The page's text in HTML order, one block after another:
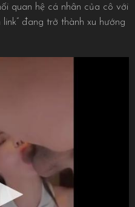
quan hệ cá nhân của cô với
đang trở thành xu hướng